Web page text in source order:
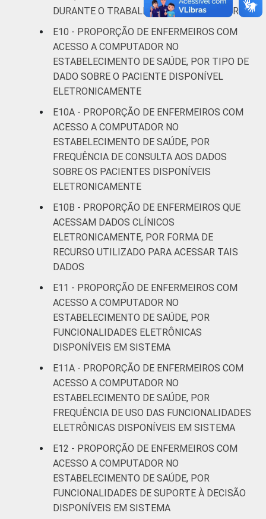
DURANTE O TRABALHO COMO ENFERMEIRO
E10 - PROPORÇÃO DE ENFERMEIROS COM
ACESSO A COMPUTADOR NO
ESTABELECIMENTO DE SAÚDE, POR TIPO DE
DADO SOBRE O PACIENTE DISPONÍVEL
ELETRONICAMENTE
E10A - PROPORÇÃO DE ENFERMEIROS COM
ACESSO A COMPUTADOR NO
ESTABELECIMENTO DE SAÚDE, POR
FREQUÊNCIA DE CONSULTA AOS DADOS
SOBRE OS PACIENTES DISPONÍVEIS
ELETRONICAMENTE
E10B - PROPORÇÃO DE ENFERMEIROS QUE
ACESSAM DADOS CLÍNICOS
ELETRONICAMENTE, POR FORMA DE
RECURSO UTILIZADO PARA ACESSAR TAIS
DADOS
E11 - PROPORÇÃO DE ENFERMEIROS COM
ACESSO A COMPUTADOR NO
ESTABELECIMENTO DE SAÚDE, POR
FUNCIONALIDADES ELETRÔNICAS
DISPONÍVEIS EM SISTEMA
E11A - PROPORÇÃO DE ENFERMEIROS COM
ACESSO A COMPUTADOR NO
ESTABELECIMENTO DE SAÚDE, POR
FREQUÊNCIA DE USO DAS FUNCIONALIDADES
ELETRÔNICAS DISPONÍVEIS EM SISTEMA
E12 - PROPORÇÃO DE ENFERMEIROS COM
ACESSO A COMPUTADOR NO
ESTABELECIMENTO DE SAÚDE, POR
FUNCIONALIDADES DE SUPORTE À DECISÃO
DISPONÍVEIS EM SISTEMA